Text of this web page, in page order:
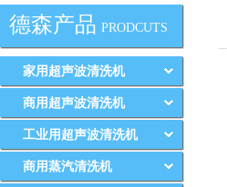
德森产品 PRODCUTS
家用超声波清洗机
商用超声波清洗机
工业用超声波清洗机
商用蒸汽清洗机